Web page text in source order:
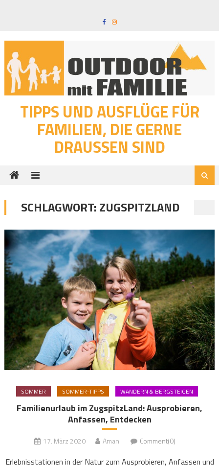
TIPPS UND AUSFLÜGE FÜR
FAMILIEN, DIE GERNE
DRAUSSEN SIND
SCHLAGWORT:ZUGSPITZLAND
SOMMER SOMMER-TIPPS WANDERN & BERGSTEIGEN
Familienurlaub im ZugspitzLand: Ausprobieren,
Anfassen, Entdecken
17. März 2020 Amani Comment(0)
Erlebnisstationen in der Natur zum Ausprobieren, Anfassen und